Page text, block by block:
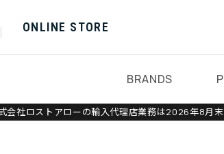
ONLINE STORE
BRANDS
会社ロストアローの輸入代理店業務は2026年8月